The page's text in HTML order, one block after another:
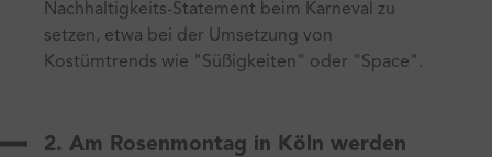
Nachhaltigkeits-Statement beim Karneval zu
setzen, etwa bei der Umsetzung von
Kostümtrends wie "Süßigkeiten" oder "Space".
2. Am Rosenmontag in Köln werden